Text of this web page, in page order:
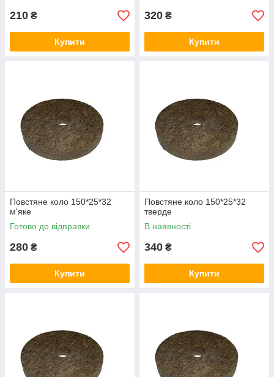
210 ₴
Купити
320 ₴
Купити
Повстяне коло 150*25*32
м'яке
Готово до відправки
280 ₴
Купити
Повстяне коло 150*25*32
тверде
В наявності
340 ₴
Купити